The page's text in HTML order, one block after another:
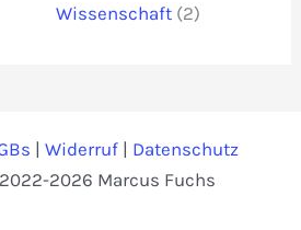
Wissenschaft (2)
| Widerruf | Datenschutz
2026 Marcus Fuchs